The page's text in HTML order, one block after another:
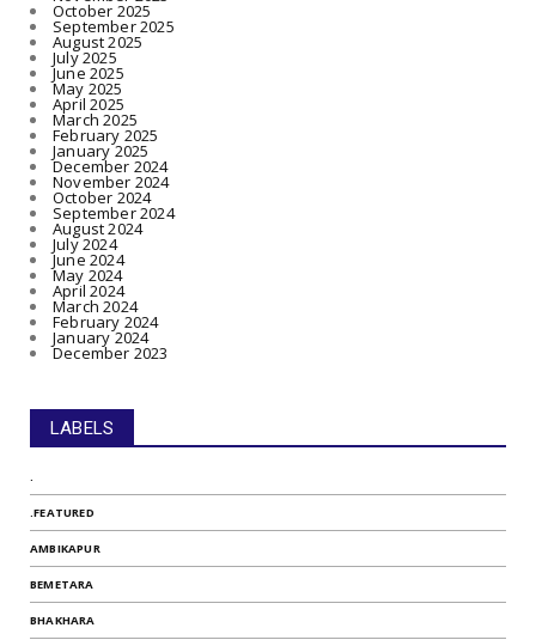
October 2025
September 2025
August 2025
July 2025
June 2025
May 2025
April 2025
March 2025
February 2025
January 2025
December 2024
November 2024
October 2024
September 2024
August 2024
July 2024
June 2024
May 2024
April 2024
March 2024
February 2024
January 2024
December 2023
LABELS
.
.FEATURED
AMBIKAPUR
BEMETARA
BHAKHARA